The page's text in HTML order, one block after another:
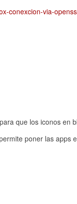
conexcion-via-
que los iconos en
poner las